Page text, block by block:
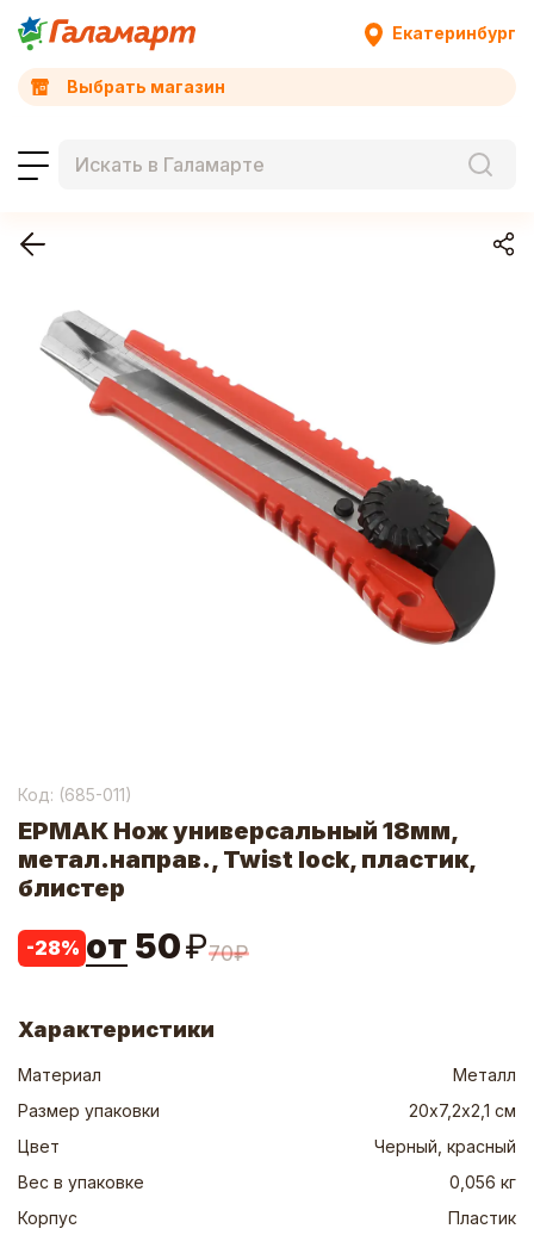
Екатеринбург
Выбрать магазин
Код: (685-011)
ЕРМАК Нож универсальный 18мм,
метал.направ., Twist lock, пластик,
блистер
-28% от 50₽70₽
Характеристики
Материал
Металл
Размер упаковки
20х7,2х2,1 см
Цвет
Черный, красный
Вес в упаковке
0,056 кг
Корпус
Пластик